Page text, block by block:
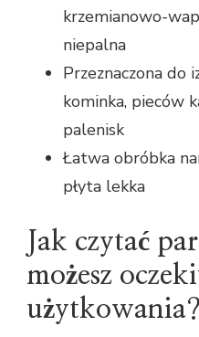
krzemianowo-
niepalna
Przeznaczona do
kominka, pieców
palenisk
Łatwa obróbka
płyta lekka
Jak czytać
możesz
użytkowania?